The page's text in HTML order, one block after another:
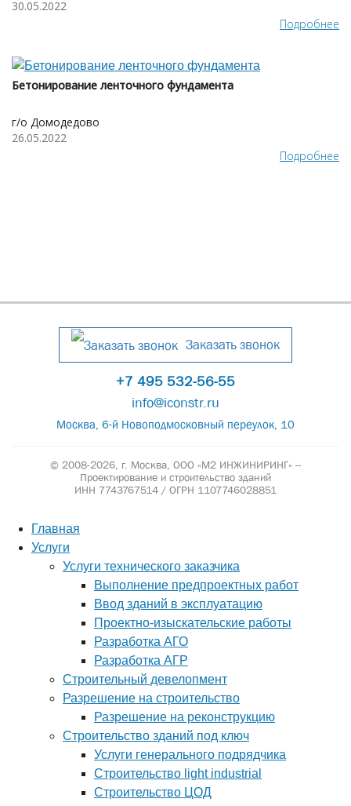
30.05.2022
Подробнее
Бетонирование ленточного фундамента
г/о Домодедово
26.05.2022
Подробнее
Заказать звонок
+7 495 532-56-55
info@iconstr.ru
Москва, 6-й Новоподмосковный переулок, 10
© 2008-2026, г. Москва, ООО «М2 ИНЖИНИРИНГ» --
Проектирование и строительство зданий
ИНН 7743767514 / ОГРН 1107746028851
Главная
Услуги
Услуги технического заказчика
Выполнение предпроектных работ
Ввод зданий в эксплуатацию
Проектно-изыскательские работы
Разработка АГО
Разработка АГР
Строительный девелопмент
Разрешение на строительство
Разрешение на реконструкцию
Строительство зданий под ключ
Услуги генерального подрядчика
Строительство light industrial
Строительство ЦОД